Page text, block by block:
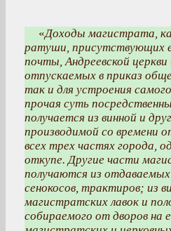
«Доходы магистрата,
ратуши, присутствующих
почты, Андреевской
отпускаемых в приказ
так и для устроения
прочая суть
получается из винной и
производимой со времени
всех трех частях города,
откупе. Другие части
получаются из
сенокосов, трактиров; из
магистратских лавок и
собираемого от дворов на